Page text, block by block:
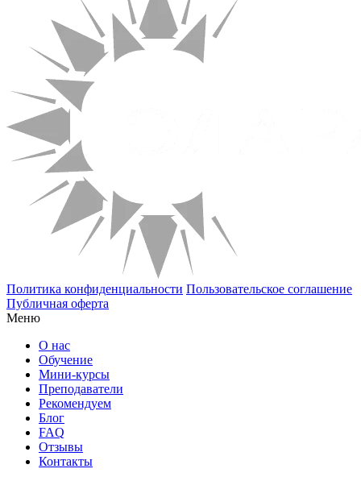
Политика конфиденциальности Пользовательское соглашение
Публичная оферта
Меню
О нас
Обучение
Мини-курсы
Преподаватели
Рекомендуем
Блог
FAQ
Отзывы
Контакты